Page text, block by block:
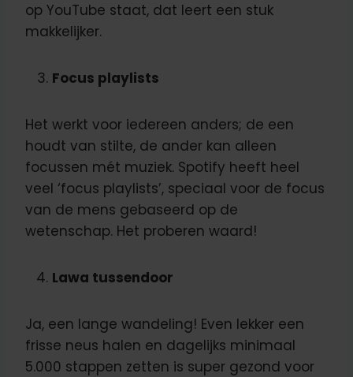
op YouTube staat, dat leert een stuk
makkelijker.
Focus playlists
Het werkt voor iedereen anders; de een
houdt van stilte, de ander kan alleen
focussen mét muziek. Spotify heeft heel
veel ‘focus playlists’, speciaal voor de focus
van de mens gebaseerd op de
wetenschap. Het proberen waard!
Lawa tussendoor
Ja, een lange wandeling! Even lekker een
frisse neus halen en dagelijks minimaal
5.000 stappen zetten is super gezond voor